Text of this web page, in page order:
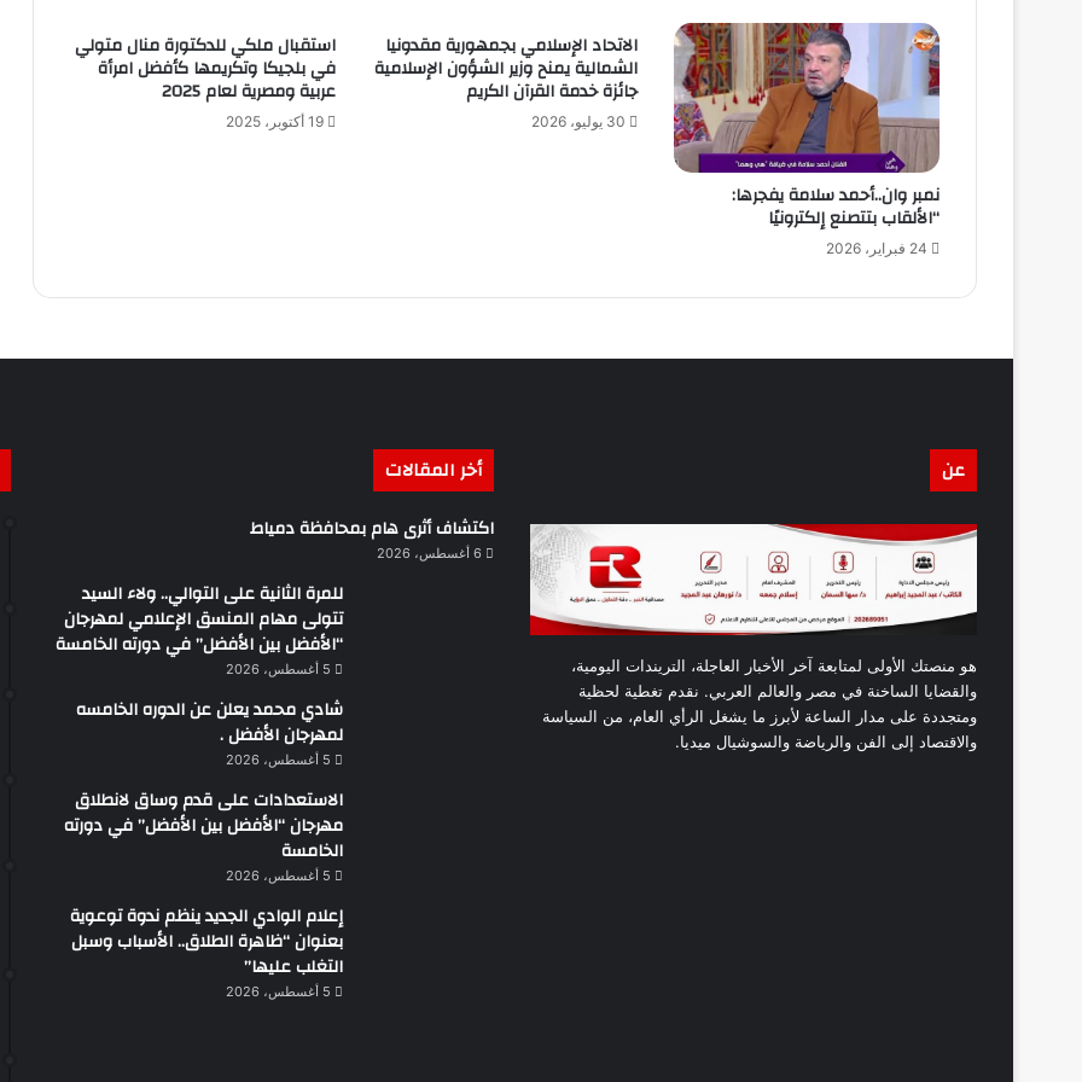
نمبر وان..أحمد سلامة يفجرها:
“الألقاب بتتصنع إلكترونيًا
24 فبراير، 2026
الاتحاد الإسلامي بجمهورية مقدونيا
الشمالية يمنح وزير الشؤون الإسلامية
جائزة خدمة القرآن الكريم
30 يوليو، 2026
استقبال ملكي للدكتورة منال متولي
في بلجيكا وتكريمها كأفضل امرأة
عربية ومصرية لعام 2025
19 أكتوبر، 2025
عن
هو منصتك الأولى لمتابعة آخر الأخبار العاجلة، التريندات اليومية،
والقضايا الساخنة في مصر والعالم العربي. نقدم تغطية لحظية
ومتجددة على مدار الساعة لأبرز ما يشغل الرأي العام، من السياسة
والاقتصاد إلى الفن والرياضة والسوشيال ميديا.
أخر المقالات
اكتشاف أثرى هام بمحافظة دمياط
6 أغسطس، 2026
للمرة الثانية على التوالي.. ولاء السيد
تتولى مهام المنسق الإعلامي لمهرجان
“الأفضل بين الأفضل” في دورته الخامسة
5 أغسطس، 2026
شادي محمد يعلن عن الدوره الخامسه
لمهرجان الأفضل .
5 أغسطس، 2026
الاستعدادات على قدم وساق لانطلاق
مهرجان “الأفضل بين الأفضل” في دورته
الخامسة
5 أغسطس، 2026
إعلام الوادي الجديد ينظم ندوة توعوية
بعنوان “ظاهرة الطلاق.. الأسباب وسبل
التغلب عليها”
5 أغسطس، 2026